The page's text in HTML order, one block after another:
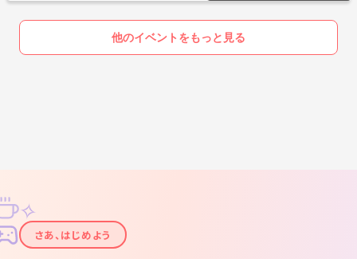
他のイベントをもっと見る
✦
✧
さあ、はじめよう